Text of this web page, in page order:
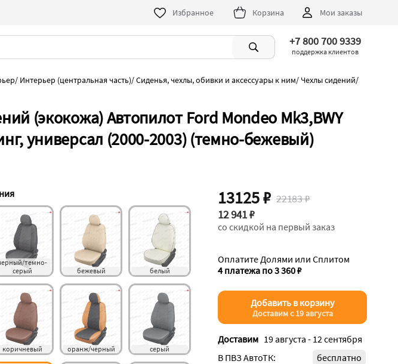
Избранное Корзина Мои заказы
+7 800 700 9339
поддержка клиентов
/ Интерьер (центральная часть)/Сиденья, чехлы, обивки и аксессуары к ним/ Чехлы сидений/
(экокожа) Автопилот Ford Mondeo Mk3,BWY
универсал (2000-2003) (темно-бежевый)
темно-
серый
бежевый белый
коричневый оранж/черный серый
13125 ₽ 22183 ₽
12 941 ₽
со скидкой на первый заказ
Оплатите Долями или Сплитом
4 платежа по 3 360 ₽
Добавить в корзину
Доставим с 19 августа
Доставим 19 августа - 12 сентября
В ПВЗ АвтоТК:
бесплатно